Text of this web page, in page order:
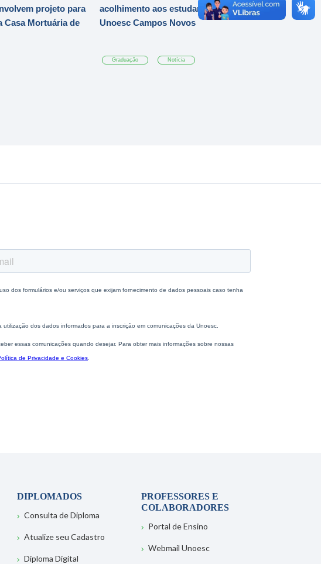
projeto para
Casa Mortuária de
acolhimento aos estudantes da
Unoesc Campos Novos
Graduação Notícia
DIPLOMADOS
Consulta de Diploma
Atualize seu Cadastro
Diploma Digital
PROFESSORES E
COLABORADORES
Portal de Ensino
Webmail Unoesc